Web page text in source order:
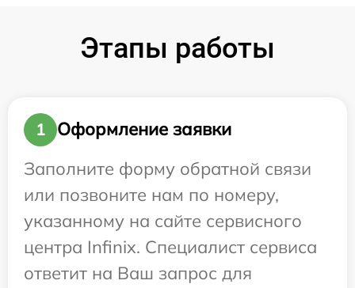
Этапы работы
1
Оформление заявки
Заполните форму обратной связи
или позвоните нам по номеру,
указанному на сайте сервисного
центра Infinix. Специалист сервиса
ответит на Ваш запрос для